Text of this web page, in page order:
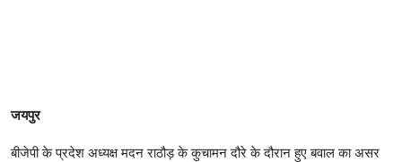
जयपुर
बीजेपी के प्रदेश अध्यक्ष मदन राठौड़ के कुचामन दौरे के दौरान हुए बवाल का असर